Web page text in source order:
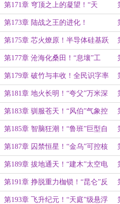
主！
第171章 穹顶之上的凝望！“天
宫”计划启航！
第173章 陆战之王的进化！
第175章 芯火燎原！半导体硅基跃
迁！
第177章 沧海化桑田！“息壤”工
程！
第179章 破竹与丰收！全民识字率
的惊人狂飙！
第181章 地火长明！“夸父”万米深
地工程！
第183章 驯服苍天！“风伯”气象控
制阵列！
第185章 智脑狂潮！“鲁班”巨型自
动化矩阵！
第187章 囚禁恒星！“金乌”可控核
聚变点火！
第189章 拔地通天！“建木”太空电
梯竣工！
第191章 挣脱重力枷锁！“昆仑”反
重力引擎列装！
第193章 飞升纪元！“天庭”级悬浮